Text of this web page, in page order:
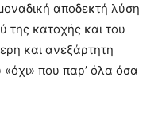
αποδεκτή λύση
της κατοχής και του
και ανεξάρτητη
που παρ’ όλα όσα